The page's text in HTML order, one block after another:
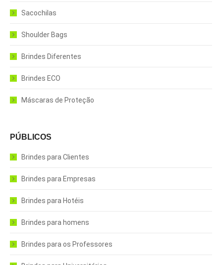
Sacochilas
Shoulder Bags
Brindes Diferentes
Brindes ECO
Máscaras de Proteção
PÚBLICOS
Brindes para Clientes
Brindes para Empresas
Brindes para Hotéis
Brindes para homens
Brindes para os Professores